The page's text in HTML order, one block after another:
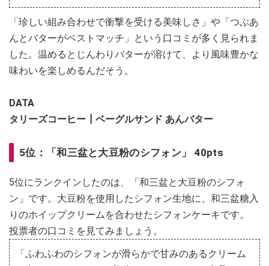
「珍しい組み合わせで衝撃を受ける美味しさ」や「つぶあ
んとバターがベストマッチ」という口コミが多く見られま
した。温めるとじんわりバターが溶けて、より風味豊かな
味わいを楽しめるんだそう。
DATA
​​​​​​​タリーズコーヒー┃ベーグルサンド あんバター
5位：「和三盆と大豆粉のシフォン」 40pts
5位にランクインしたのは、「和三盆と大豆粉のシフォ
ン」です。大豆粉を使用したシフォン生地に、和三盆糖入
りのホイップクリームを合わせたシフォンケーキです。
投票者の口コミを見てみましょう。
「ふわふわのシフォンが滑らかで甘みのあるクリーム